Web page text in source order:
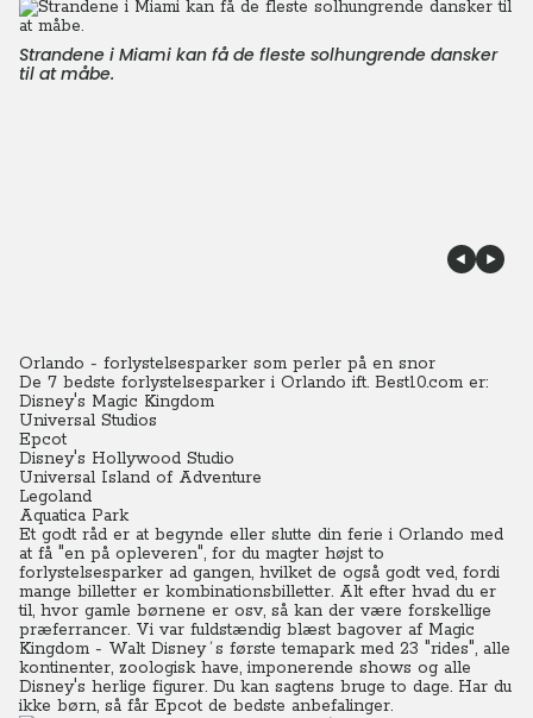
Strandene i Miami kan få de fleste solhungrende dansker
til at måbe.
Orlando - forlystelsesparker som perler på en snor
De 7 bedste forlystelsesparker i Orlando ift. Best10.com er:
Disney's Magic Kingdom
Universal Studios
Epcot
Disney's Hollywood Studio
Universal Island of Adventure
Legoland
Aquatica Park
Et godt råd er at begynde eller slutte din ferie i Orlando med
at få "en på opleveren", for du magter højst to
forlystelsesparker ad gangen, hvilket de også godt ved, fordi
mange billetter er kombinationsbilletter. Alt efter hvad du er
til, hvor gamle børnene er osv, så kan der være forskellige
præferrancer. Vi var fuldstændig blæst bagover af Magic
Kingdom - Walt Disney´s første temapark med 23 "rides", alle
kontinenter, zoologisk have, imponerende shows og alle
Disney's herlige figurer. Du kan sagtens bruge to dage. Har du
ikke børn, så får Epcot de bedste anbefalinger.